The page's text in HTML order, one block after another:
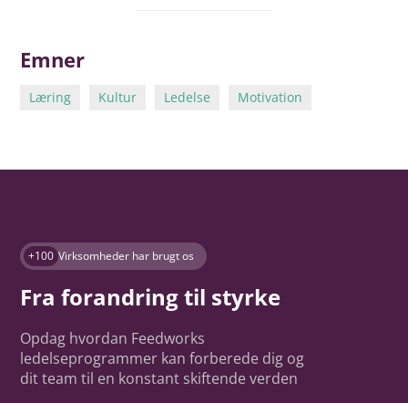
Emner
Læring Kultur Ledelse Motivation
+100 Virksomheder har brugt os
Fra forandring til styrke
Opdag hvordan Feedworks
ledelseprogrammer kan forberede dig og
dit team til en konstant skiftende verden